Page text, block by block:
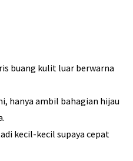
buang kulit luar berwarna
hanya ambil bahagian hijau
kecil-kecil supaya cepat